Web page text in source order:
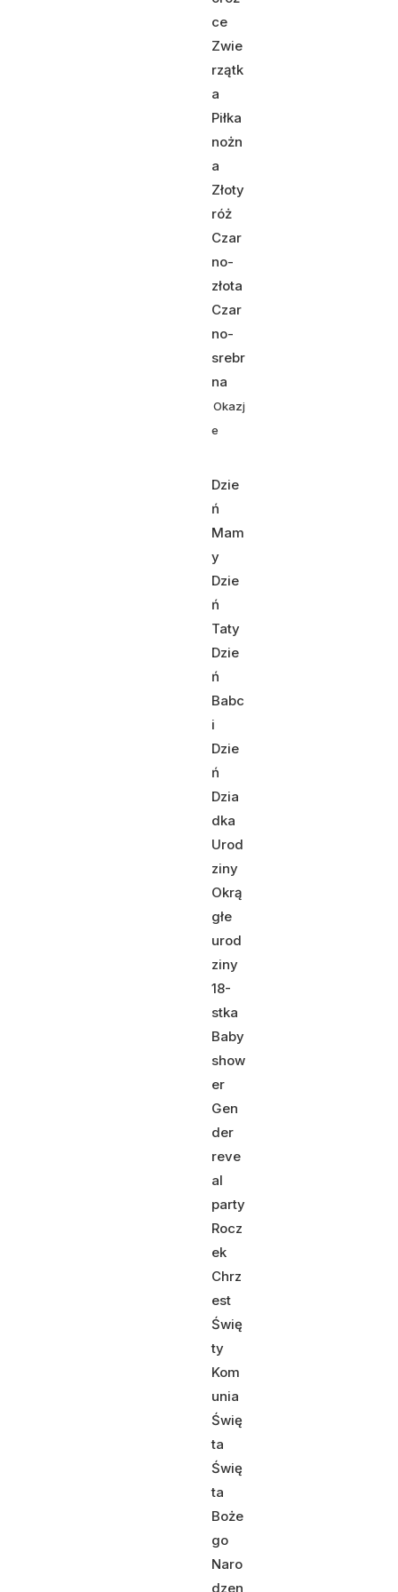
ce
Zwie
rzątk
a
Piłka
nożn
a
Złoty
róż
Czar
no-
złota
Czar
no-
srebr
na
Okazj
e
Dzie
ń
Mam
y
Dzie
ń
Taty
Dzie
ń
Babc
i
Dzie
ń
Dzia
dka
Urod
ziny
Okrą
głe
urod
ziny
18-
stka
Baby
show
er
Gen
der
reve
al
party
Rocz
ek
Chrz
est
Świę
ty
Kom
unia
Świę
ta
Świę
ta
Boże
go
Naro
dzen